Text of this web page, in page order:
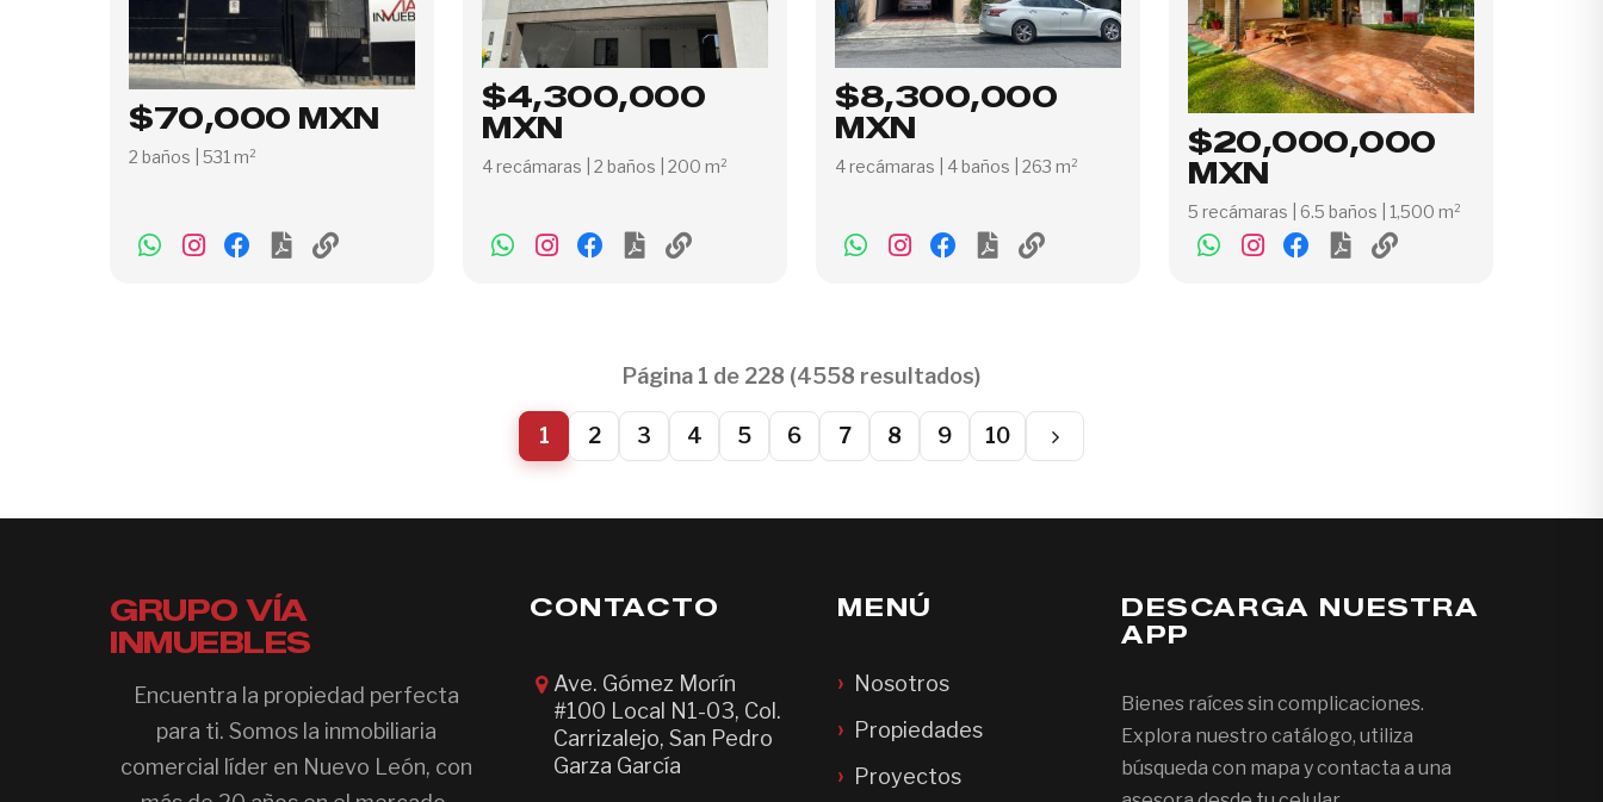
$70,000 MXN
2 baños | 531 m²
$4,300,000
MXN
4 recámaras | 2 baños | 200 m²
$8,300,000
MXN
4 recámaras | 4 baños | 263 m²
$20,000,000
MXN
5 recámaras | 6.5 baños | 1,500 m²
Página 1 de 228 (4558 resultados)
1 2 3 4 5 6 7 8 9 10
GRUPO VÍA
INMUEBLES
Encuentra la propiedad perfecta
para ti. Somos la inmobiliaria
comercial líder en Nuevo León, con
CONTACTO
Ave. Gómez Morín
#100 Local N1-03, Col.
Carrizalejo, San Pedro
Garza García
MENÚ
Nosotros
Propiedades
Proyectos
DESCARGA NUESTRA
APP
Bienes raíces sin complicaciones.
Explora nuestro catálogo, utiliza
búsqueda con mapa y contacta a una